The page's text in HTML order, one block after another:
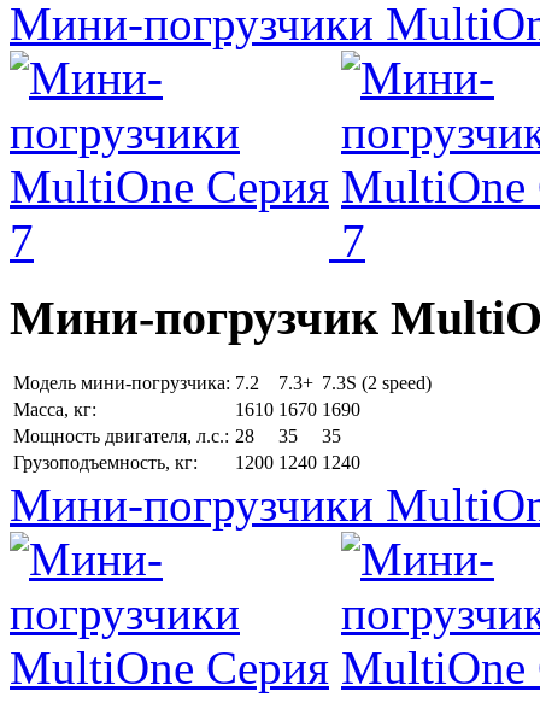
Мини-погрузчики
Мини-погрузчик
Модель мини-погрузчика: 7.2 7.3+ 7.3S (2 speed)
Масса, кг:
1610 1670 1690
Мощность двигателя, л.с.: 28 35
35
Грузоподъемность, кг:
1200 1240 1240
Мини-погрузчики